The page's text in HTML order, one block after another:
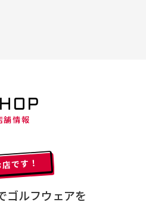
舗情報
ゴルフウェアを